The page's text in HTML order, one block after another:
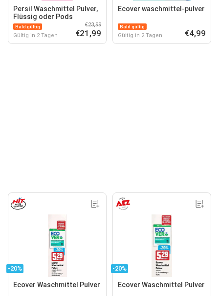
Persil Waschmittel Pulver,
Flüssig oder Pods
Bald gültig
Gültig in 2 Tagen
€23,99
€21,99
Ecover waschmittel-pulver
Bald gültig
Gültig in 2 Tagen €4,99
-20%
Ecover Waschmittel Pulver
-20%
Ecover Waschmittel Pulver